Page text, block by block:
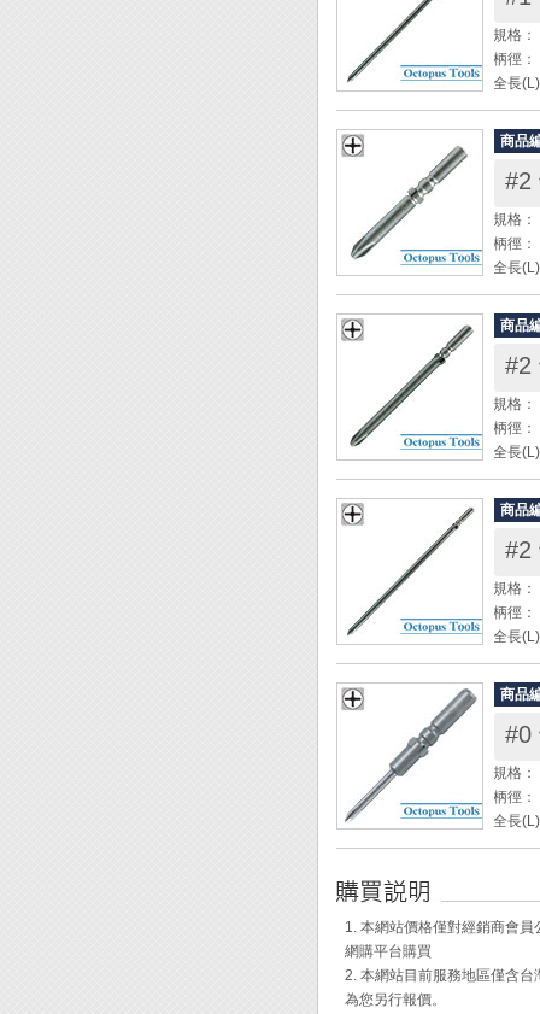
規格
柄徑
全長
頭徑
材質
包裝
商品
#2
規格
柄徑
全長
頭徑
材質
包裝
商品
#2
規格
柄徑
全長
頭徑
材質
包裝
商品
#2
規格
柄徑
全長
頭徑
材質
包裝
商品
#0
規格
柄徑
全長
頭端
包裝
1. 本網站價格僅對經銷商會
網購平台購買
2. 本網站目前服務地區僅含
為您另行報價。